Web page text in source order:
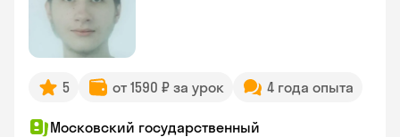
5 от 1590 ₽ за урок 4 года опыта
Московский государственный